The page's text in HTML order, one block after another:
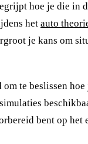
hoe je die in
het auto
je kans om
te beslissen
bent op het